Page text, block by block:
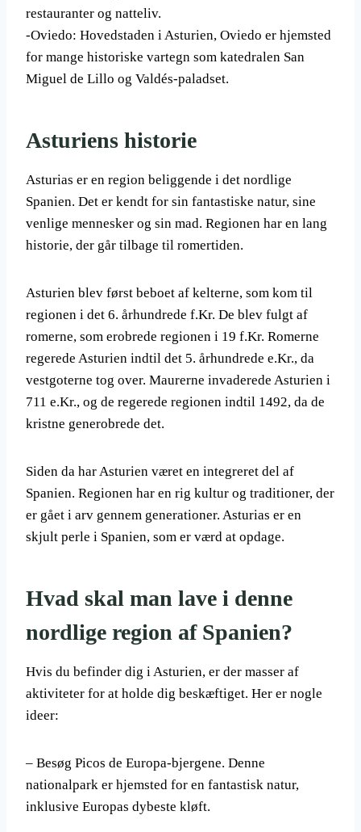
restauranter og natteliv.
-Oviedo: Hovedstaden i Asturien, Oviedo er hjemsted
for mange historiske vartegn som katedralen San
Miguel de Lillo og Valdés-paladset.
Asturiens historie
Asturias er en region beliggende i det nordlige
Spanien. Det er kendt for sin fantastiske natur, sine
venlige mennesker og sin mad. Regionen har en lang
historie, der går tilbage til romertiden.
Asturien blev først beboet af kelterne, som kom til
regionen i det 6. århundrede f.Kr. De blev fulgt af
romerne, som erobrede regionen i 19 f.Kr. Romerne
regerede Asturien indtil det 5. århundrede e.Kr., da
vestgoterne tog over. Maurerne invaderede Asturien i
711 e.Kr., og de regerede regionen indtil 1492, da de
kristne generobrede det.
Siden da har Asturien været en integreret del af
Spanien. Regionen har en rig kultur og traditioner, der
er gået i arv gennem generationer. Asturias er en
skjult perle i Spanien, som er værd at opdage.
Hvad skal man lave i denne
nordlige region af Spanien?
Hvis du befinder dig i Asturien, er der masser af
aktiviteter for at holde dig beskæftiget. Her er nogle
ideer:
– Besøg Picos de Europa-bjergene. Denne
nationalpark er hjemsted for en fantastisk natur,
inklusive Europas dybeste kløft.